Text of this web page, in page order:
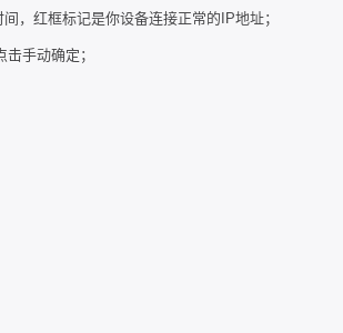
，红框标记是你设备连接正常的IP地址；
手动确定；